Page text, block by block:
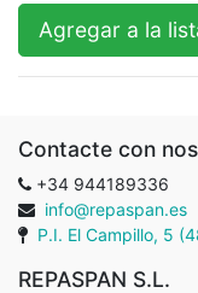
Agregar a la
Contacte con
+34 944189336
info@repaspan.es
P.I. El Campillo, 5
REPASPAN S.L.